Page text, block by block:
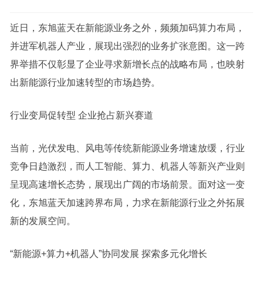
近日，东旭蓝天在新能源业务之外，频频加码算力布局，
并进军机器人产业，展现出强烈的业务扩张意图。这一跨
界举措不仅彰显了企业寻求新增长点的战略布局，也映射
出新能源行业加速转型的市场趋势。
行业变局促转型 企业抢占新兴赛道
当前，光伏发电、风电等传统新能源业务增速放缓，行业
竞争日趋激烈，而人工智能、算力、机器人等新兴产业则
呈现高速增长态势，展现出广阔的市场前景。面对这一变
化，东旭蓝天加速跨界布局，力求在新能源行业之外拓展
新的发展空间。
“新能源+算力+机器人”协同发展 探索多元化增长